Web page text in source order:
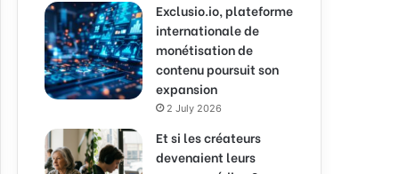
Exclusio.io, plateforme
internationale de
monétisation de
contenu poursuit son
expansion
2 July 2026
Et si les créateurs
devenaient leurs